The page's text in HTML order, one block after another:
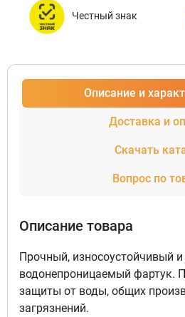
Честный знак
Описание и
Доставка и
Скачать
Вопрос по
Описание товара
Прочный, износоустойчивый
водонепроницаемый фартук.
защиты от воды, общих
загрязнений.